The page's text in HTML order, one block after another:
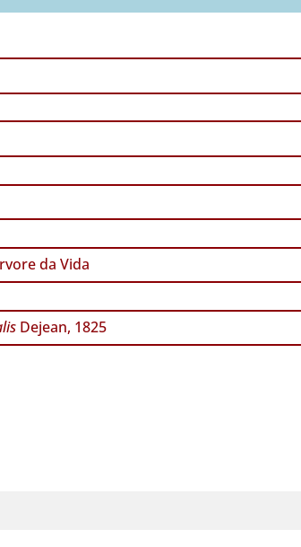
da Vida
Dejean, 1825